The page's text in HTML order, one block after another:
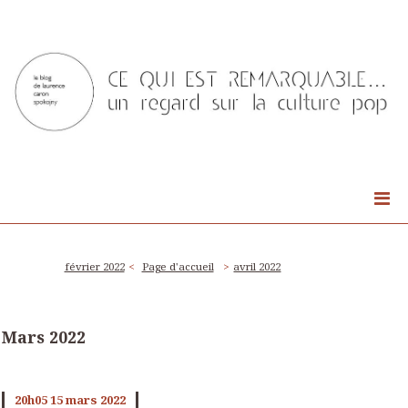
février 2022 Page d'accueil avril 2022
Mars 2022
20h0515mars 2022